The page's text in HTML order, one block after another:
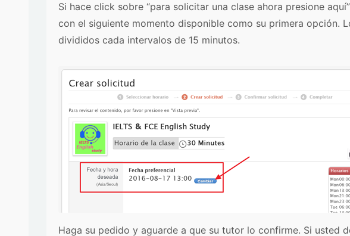
Si hace click sobre “para solicitar una clase ahora presione
con el siguiente momento disponible como su primera opción.
divididos cada intervalos de 15 minutos.
Haga su pedido y aguarde a que su tutor lo confirme. Si usted